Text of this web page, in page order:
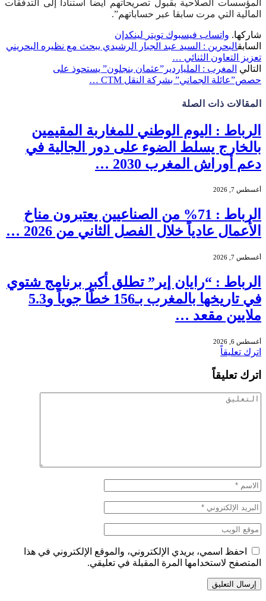
المؤسسات الصلاحية بقبول تصريحاتهم أيضا استنادا إلى التدفقات
المالية التي مرت سابقا عبر حساباتهم”.
شاركها. واتساب فيسبوك تويتر لينكدإن
السابقالبحرين : السيد عبد الجبار الرشيدي يبحث مع نظيره البحريني
تعزيز التعاون الثنائي …
التالي المغرب : الملياردير”عثمان بنجلون” يستحوذ على
حصص”عائلة الجماني” بشركة النقل CTM …
المقالات ذات الصلة
الرباط : اليوم الوطني للمغاربة المقيمين
بالخارج يسلط الضوء على دور الجالية في
دعم أوراش المغرب 2030 …
أغسطس 7, 2026
الرباط : 71% من الصناعيين يعتبرون مناخ
الأعمال عادياً خلال الفصل الثاني من 2026 …
أغسطس 7, 2026
الرباط : “رايان إير” تطلق أكبر برنامج شتوي
في تاريخها بالمغرب بـ156 خطًا جوياً و5.3
ملايين مقعد …
أغسطس 6, 2026
اترك تعليقاً
اترك تعليقاً
احفظ اسمي، بريدي الإلكتروني، والموقع الإلكتروني في هذا
المتصفح لاستخدامها المرة المقبلة في تعليقي.